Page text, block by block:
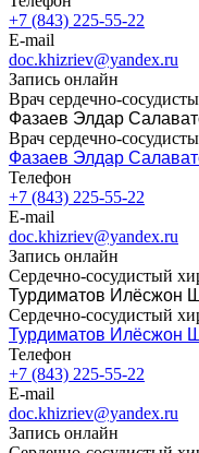
+7 (843) 225-55-22
E-mail
doc.khizriev@yandex.ru
Запись онлайн
Врач сердечно-
Фазаев Элдар
Врач сердечно-
Фазаев Элдар
Телефон
+7 (843) 225-55-22
E-mail
doc.khizriev@yandex.ru
Запись онлайн
Сердечно-сосудистый
Турдиматов Илëсжон
Сердечно-сосудистый
Турдиматов Илëсжон
Телефон
+7 (843) 225-55-22
E-mail
doc.khizriev@yandex.ru
Запись онлайн